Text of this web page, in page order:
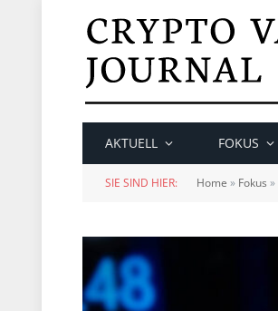
AKTUELL FOKUS
SIE SIND HIER: Home » Fokus »